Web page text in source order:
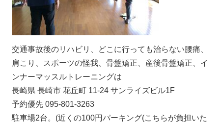
交通事故後のリハビリ、どこに行っても治らない腰痛、
肩こり、スポーツの怪我、骨盤矯正、産後骨盤矯正、イ
ンナーマッスルトレーニングは
長崎県 長崎市 花丘町 11-24 サンライズビル1F
予約優先 095-801-3263
駐車場2台。(近くの100円パーキング(こちらが負担いた